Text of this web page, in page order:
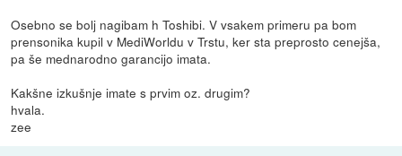
Osebno se bolj nagibam h Toshibi. V vsakem primeru pa bom
prensonika kupil v MediWorldu v Trstu, ker sta preprosto cenejša,
pa še mednarodno garancijo imata.
Kakšne izkušnje imate s prvim oz. drugim?
hvala.
zee